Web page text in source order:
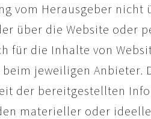
vom Herausgeber
über die Website oder
für die Inhalte von
jeweiligen Anbieter.
der bereitgestellten
materieller oder